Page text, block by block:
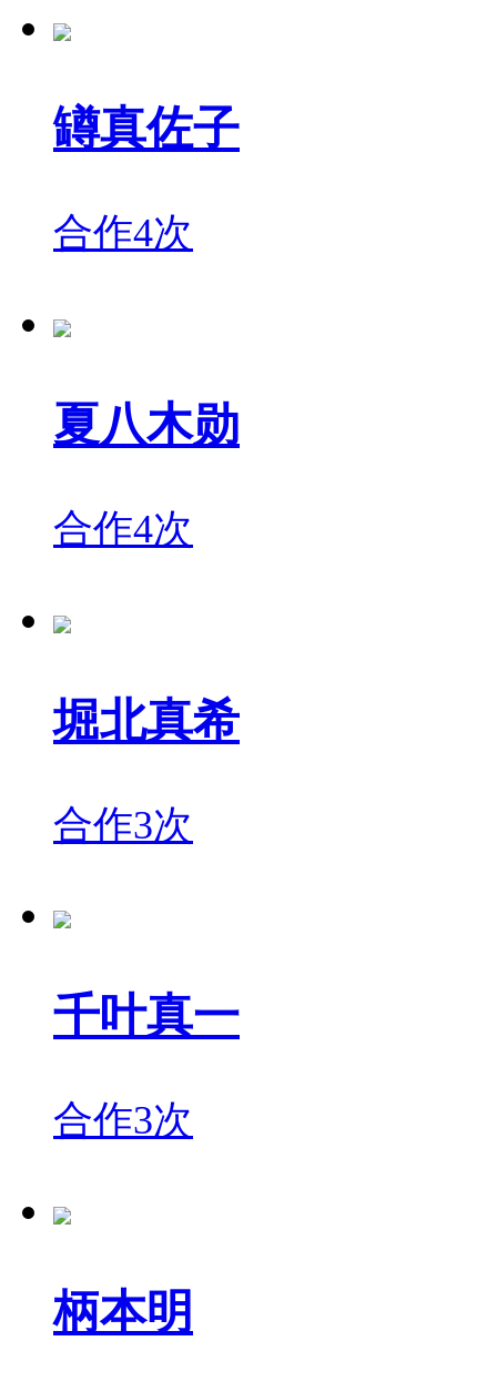
罇真佐子
合作4次
夏八木勋
合作4次
堀北真希
合作3次
千叶真一
合作3次
柄本明